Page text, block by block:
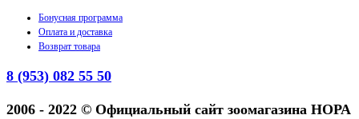
Бонусная программа
Оплата и доставка
Возврат товара
8 (953) 082 55 50
2006 - 2022 © Официальный сайт зоомагазина НОРА